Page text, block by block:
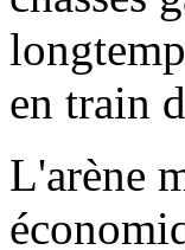
en train
L'arène